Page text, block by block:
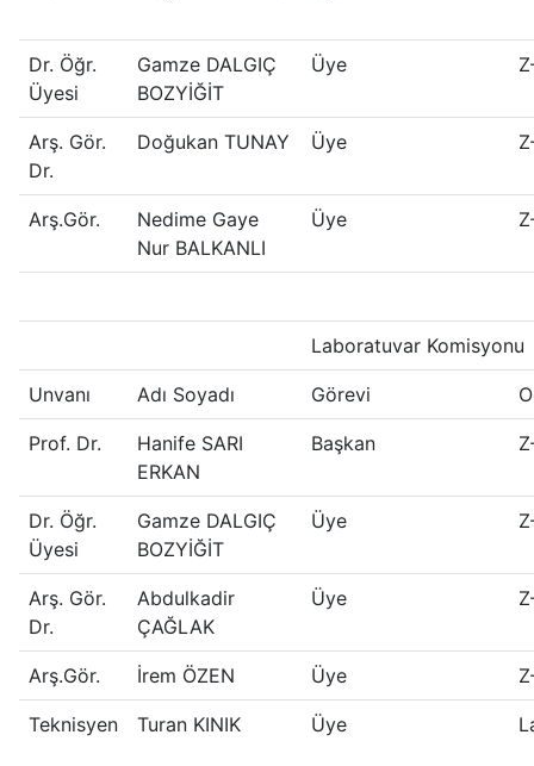
Dr. Öğr.
Üyesi
Gamze DALGIÇ
BOZYİĞİT
Üye
Arş. Gör.
Dr.
Doğukan TUNAY Üye
Arş.Gör.
Nedime Gaye
Nur BALKANLI
Üye
Laboratuvar Komisyonu
Unvanı Adı Soyadı Görevi
Prof. Dr.
Hanife SARI
ERKAN
Başkan
Dr. Öğr.
Üyesi
Gamze DALGIÇ
BOZYİĞİT
Üye
Arş. Gör.
Dr.
Abdulkadir
ÇAĞLAK
Üye
Arş.Gör. İrem ÖZEN Üye
Teknisyen Turan KINIK Üye